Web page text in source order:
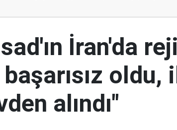
İran'da
başarısız
alındı"